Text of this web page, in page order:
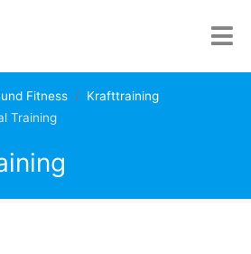
Fitness
Krafttraining
Training